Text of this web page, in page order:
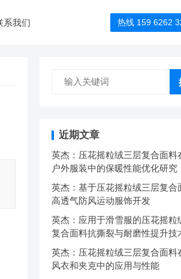
系我们 热线 159 6262
近期文章
英杰：压花摇粒绒三层复合面料
户外服装中的保暖性能优化研究
英杰：基于压花摇粒绒三层复合
高透气防风运动服饰开发
英杰：应用于滑雪服的压花摇粒
复合面料抗撕裂与耐磨性提升技
英杰：压花摇粒绒三层复合面料
风衣和夹克中的应用与性能